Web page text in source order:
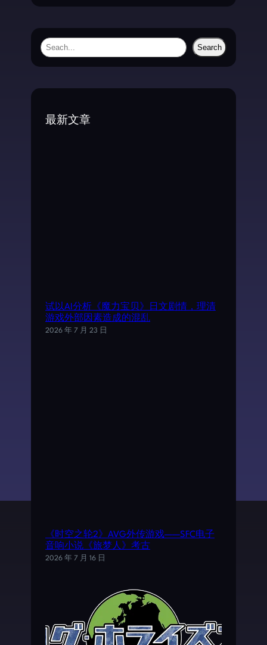
S
Search
最新文章
试以AI分析《魔力宝贝》日文剧情，理清
游戏外部因素造成的混乱
2026 年 7 月 23 日
《时空之轮2》AVG外传游戏——SFC电子
音响小说《旅梦人》考古
2026 年 7 月 16 日